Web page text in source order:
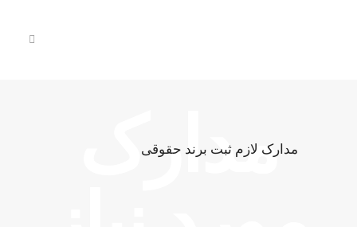
مدارک لازم ثبت برند حقوقی
مدارک